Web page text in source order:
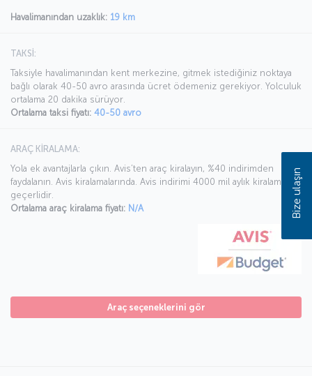
Havalimanından uzaklık: 19 km
TAKSİ:
Taksiyle havalimanından kent merkezine, gitmek istediğiniz noktaya
bağlı olarak 40-50 avro arasında ücret ödemeniz gerekiyor. Yolculuk
ortalama 20 dakika sürüyor.
Ortalama taksi fiyatı: 40-50 avro
ARAÇ KİRALAMA:
Yola ek avantajlarla çıkın. Avis’ten araç kiralayın, %40 indirimden
faydalanın. Avis kiralamalarında. Avis indirimi 4000 mil aylık kiralamada
geçerlidir.
Ortalama araç kiralama fiyatı: N/A
Araç seçeneklerini gör
Bize ulaşın